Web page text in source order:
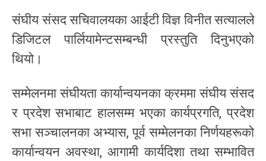
संघीय संसद सचिवालयका आईटी विज्ञ विनीत सत्यालले
डिजिटल पार्लियामेन्टसम्बन्धी प्रस्तुति दिनुभएको
थियो।
सम्मेलनमा संघीयता कार्यान्वयनका क्रममा संघीय संसद
र प्रदेश सभाबाट हालसम्म भएका कार्यप्रगति, प्रदेश
सभा सञ्चालनका अभ्यास, पूर्व सम्मेलनका निर्णयहरूको
कार्यान्वयन अवस्था, आगामी कार्यदिशा तथा सम्भावित